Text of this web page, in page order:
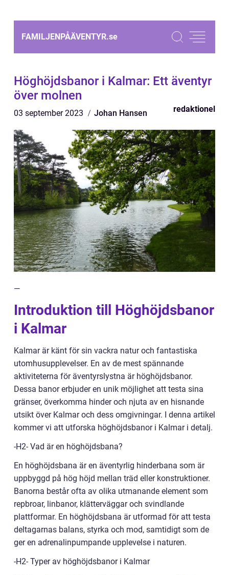
FAMILJENPÅÄVENTYR.se
Höghöjdsbanor i Kalmar: Ett äventyr
över molnen
03 september 2023 Johan Hansen redaktionel
—
Introduktion till Höghöjdsbanor
i Kalmar
Kalmar är känt för sin vackra natur och fantastiska
utomhusupplevelser. En av de mest spännande
aktiviteterna för äventyrslystna är höghöjdsbanor.
Dessa banor erbjuder en unik möjlighet att testa sina
gränser, överkomma hinder och njuta av en hisnande
utsikt över Kalmar och dess omgivningar. I denna artikel
kommer vi att utforska höghöjdsbanor i Kalmar i detalj.
-H2- Vad är en höghöjdsbana?
En höghöjdsbana är en äventyrlig hinderbana som är
uppbyggd på hög höjd mellan träd eller konstruktioner.
Banorna består ofta av olika utmanande element som
repbroar, linbanor, klätterväggar och svindlande
plattformar. En höghöjdsbana är utformad för att testa
deltagarnas balans, styrka och mod, samtidigt som de
ger en adrenalinpumpande upplevelse i naturen.
-H2- Typer av höghöjdsbanor i Kalmar